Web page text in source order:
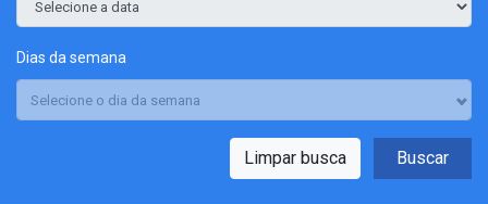
Dias da semana
Selecione o dia da semana
Limpar busca Buscar